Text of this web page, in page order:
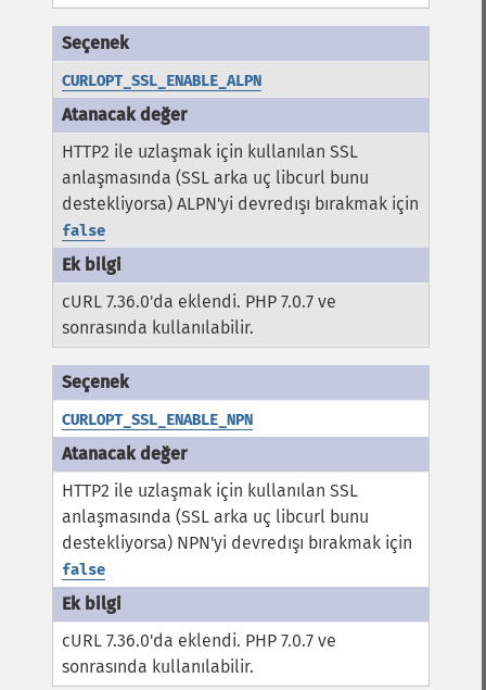
CURLOPT_SSL_ENABLE_ALPN
HTTP2 ile uzlaşmak için kullanılan SSL
anlaşmasında (SSL arka uç libcurl bunu
destekliyorsa) ALPN'yi devredışı bırakmak için
false
cURL 7.36.0'da eklendi. PHP 7.0.7 ve
sonrasında kullanılabilir.
CURLOPT_SSL_ENABLE_NPN
HTTP2 ile uzlaşmak için kullanılan SSL
anlaşmasında (SSL arka uç libcurl bunu
destekliyorsa) NPN'yi devredışı bırakmak için
false
cURL 7.36.0'da eklendi. PHP 7.0.7 ve
sonrasında kullanılabilir.